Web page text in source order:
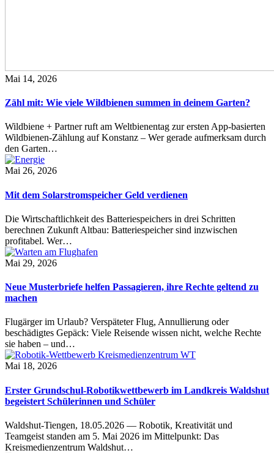
Mai 14, 2026
Zähl mit: Wie viele Wildbienen summen in deinem Garten?
Wildbiene + Partner ruft am Weltbienentag zur ersten App-basierten
Wildbienen-Zählung auf Konstanz – Wer gerade aufmerksam durch
den Garten…
Mai 26, 2026
Mit dem Solarstromspeicher Geld verdienen
Die Wirtschaftlichkeit des Batteriespeichers in drei Schritten
berechnen Zukunft Altbau: Batteriespeicher sind inzwischen
profitabel. Wer…
Mai 29, 2026
Neue Musterbriefe helfen Passagieren, ihre Rechte geltend zu
machen
Flugärger im Urlaub? Verspäteter Flug, Annullierung oder
beschädigtes Gepäck: Viele Reisende wissen nicht, welche Rechte
sie haben – und…
Mai 18, 2026
Erster Grundschul-Robotikwettbewerb im Landkreis Waldshut
begeistert Schülerinnen und Schüler
Waldshut-Tiengen, 18.05.2026 — Robotik, Kreativität und
Teamgeist standen am 5. Mai 2026 im Mittelpunkt: Das
Kreismedienzentrum Waldshut…